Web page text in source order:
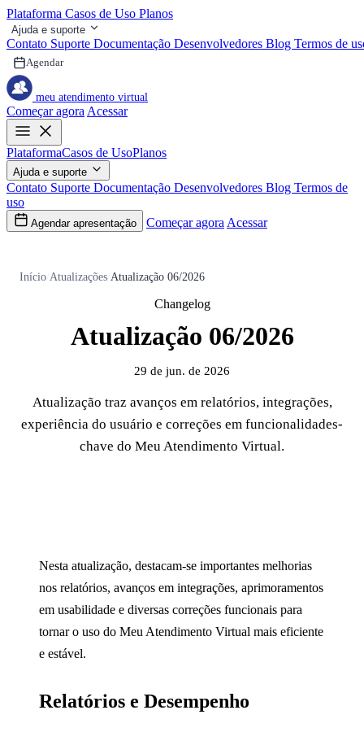
Plataforma Casos de Uso Planos
Ajuda e suporte
Contato Suporte Documentação Desenvolvedores Blog Termos de
Agendar
meu atendimento virtual
Começar agora Acessar
PlataformaCasos de UsoPlanos
Ajuda e suporte
Contato Suporte Documentação Desenvolvedores Blog Termos de
uso
Agendar apresentação Começar agora Acessar
Início Atualizações Atualização 06/2026
Changelog
Atualização 06/2026
29 de jun. de 2026
Atualização traz avanços em relatórios, integrações,
experiência do usuário e correções em funcionalidades-
chave do Meu Atendimento Virtual.
Nesta atualização, destacam-se importantes melhorias
nos relatórios, avanços em integrações, aprimoramentos
em usabilidade e diversas correções funcionais para
tornar o uso do Meu Atendimento Virtual mais eficiente
e estável.
Relatórios e Desempenho